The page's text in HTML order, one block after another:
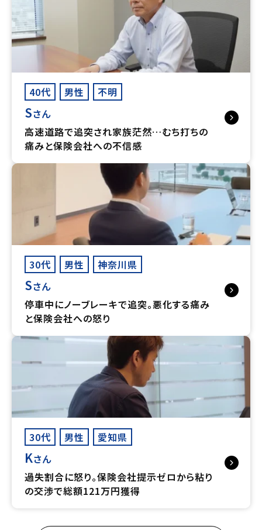
40代 男性 不明
Sさん
高速道路で追突され家族茫然…むち打ちの
痛みと保険会社への不信感
30代 男性 神奈川県
Sさん
停車中にノーブレーキで追突。悪化する痛み
と保険会社への怒り
30代 男性 愛知県
Kさん
過失割合に怒り。保険会社提示ゼロから粘り
の交渉で総額121万円獲得